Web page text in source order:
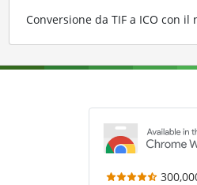
Conversione da TIF a ICO con